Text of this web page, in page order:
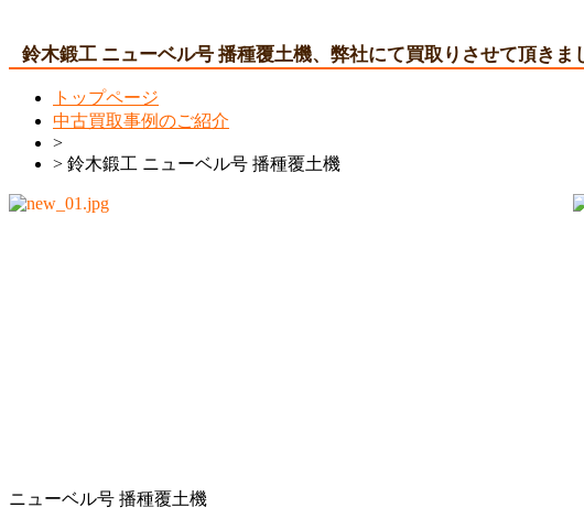
鈴木鍛工 ニューベル号 播種覆土機、弊社にて買取りさせて頂きま
トップページ
中古買取事例のご紹介
>
> 鈴木鍛工 ニューベル号 播種覆土機
ニューベル号 播種覆土機